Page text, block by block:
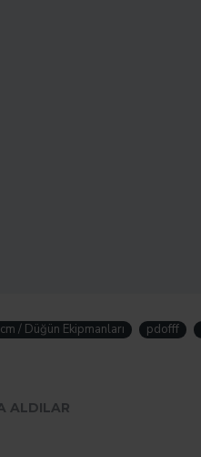
/ Düğün Ekipmanları pdofff
ALDILAR